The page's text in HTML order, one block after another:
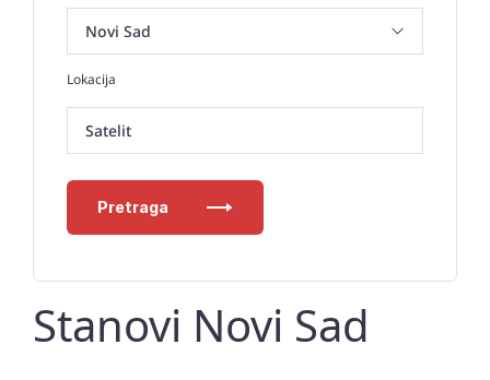
Lokacija
Satelit
Pretraga
Stanovi Novi Sad